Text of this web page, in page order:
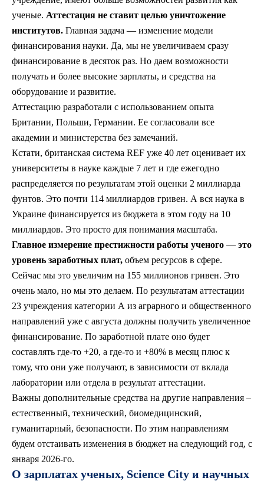
ученые. Аттестация не ставит целью уничтожение
институтов. Главная задача — изменение модели
финансирования науки. Да, мы не увеличиваем сразу
финансирование в десяток раз. Но даем возможности
получать и более высокие зарплаты, и средства на
оборудование и развитие.
Аттестацию разработали с использованием опыта
Британии, Польши, Германии. Ее согласовали все
академии и министерства без замечаний.
Кстати, британская система REF уже 40 лет оценивает их
университеты в науке каждые 7 лет и где ежегодно
распределяется по результатам этой оценки 2 миллиарда
фунтов. Это почти 114 миллиардов гривен. А вся наука в
Украине финансируется из бюджета в этом году на 10
миллиардов. Это просто для понимания масштаба.
Главное измерение престижности работы ученого — это
уровень заработных плат, объем ресурсов в сфере.
Сейчас мы это увеличим на 155 миллионов гривен. Это
очень мало, но мы это делаем. По результатам аттестации
23 учреждения категории А из аграрного и общественного
направлений уже с августа должны получить увеличенное
финансирование. По заработной плате оно будет
составлять где-то +20, а где-то и +80% в месяц плюс к
тому, что они уже получают, в зависимости от вклада
лаборатории или отдела в результат аттестации.
Важны дополнительные средства на другие направления –
естественный, технический, биомедицинский,
гуманитарный, безопасности. По этим направлениям
будем отстаивать изменения в бюджет на следующий год, с
января 2026-го.
О зарплатах ученых, Science City и научных